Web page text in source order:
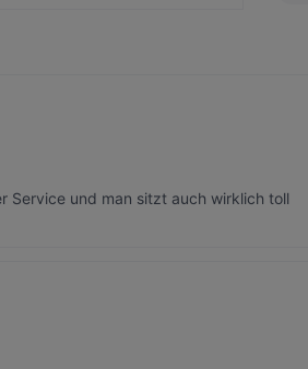
Service und man sitzt auch wirklich toll